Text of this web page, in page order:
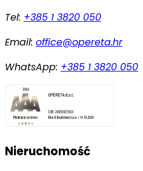
Tel: +385 1 3820 050
Email: office@opereta.hr
WhatsApp: +385 1 3820 050
Nieruchomość